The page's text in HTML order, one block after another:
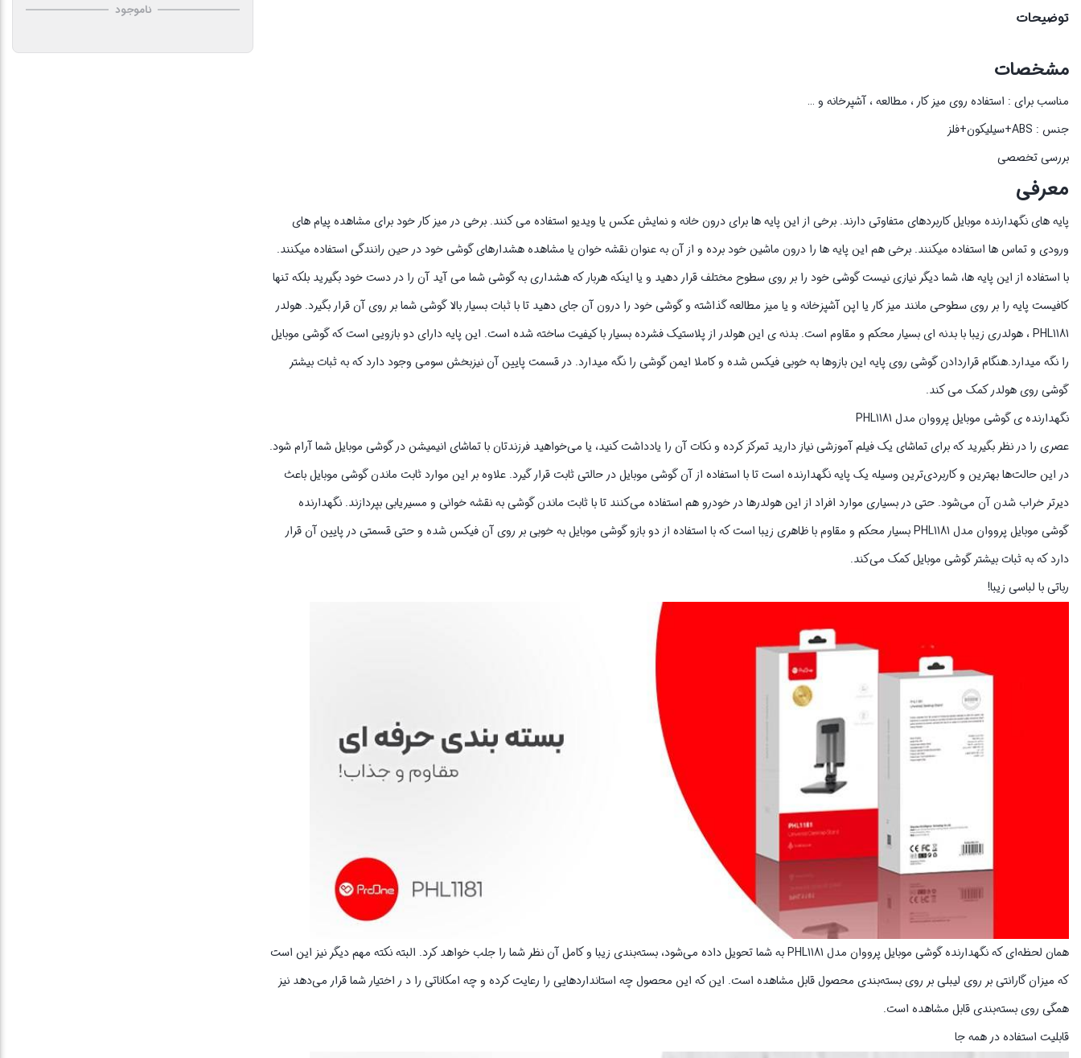
توضیحات
مشخصات
مناسب برای : استفاده روی میز کار ، مطالعه ، آشپرخانه و …
جنس : ABS+سیلیکون+فلز
بررسی تخصصی
معرفی
پایه های نگهدارنده موبایل کاربردهای متفاوتی دارند. برخی از این پایه ها برای درون خانه و نمایش عکس یا ویدیو استفاده می کنند. برخی در میز کار خود برای مشاهده پیام های
ورودی و تماس ها استفاده میکنند. برخی هم این پایه ها را درون ماشین خود برده و از آن به عنوان نقشه خوان یا مشاهده هشدارهای گوشی خود در حین رانندگی استفاده میکنند.
با استفاده از این پایه ها، شما دیگر نیازی نیست گوشی خود را بر روی سطوح مختلف قرار دهید و یا اینکه هربار که هشداری به گوشی شما می آید آن را در دست خود بگیرید بلکه تنها
کافیست پایه را بر روی سطوحی مانند میز کار یا اپن آشپزخانه و یا میز مطالعه گذاشته و گوشی خود را درون آن جای دهید تا با ثبات بسیار بالا گوشی شما بر روی آن قرار بگیرد. هولدر
PHL1181 ، هولدری زیبا با بدنه ای بسیار محکم و مقاوم است. بدنه ی این هولدر از پلاستیک فشرده بسیار با کیفیت ساخته شده است. این پایه دارای دو بازویی است که گوشی موبایل
را نگه میدارد.هنگام قراردادن گوشی روی پایه این بازوها به خوبی فیکس شده و کاملا ایمن گوشی را نگه میدارد. در قسمت پایین آن نیزبخش سومی وجود دارد که به ثبات بیشتر
گوشی روی هولدر کمک می کند.
نگهدارنده ی گوشی موبایل پرووان مدل PHL1181
‌عصری را در نظر بگیرید که برای تماشای یک فیلم آموزشی نیاز دارید تمرکز کرده و نکات آن را یادداشت کنید، یا می‌خواهید فرزندتان با تماشای انیمیشن در گوشی موبایل شما آرام شود.
در این حالت‌ها بهترین و کاربردی‌ترین وسیله یک پایه نگهدارنده است تا با استفاده از آن گوشی موبایل در حالتی ثابت قرار گیرد. علاوه بر این موارد ثابت ماندن گوشی موبایل باعث
دیرتر خراب شدن آن می‌شود. حتی در بسیاری موارد افراد از این هولدر‌ها در خودرو هم استفاده می‌کنند تا با ثابت ماندن گوشی به نقشه خوانی و مسیریابی بپردازند. نگهدارنده
گوشی موبایل پرووان مدل PHL1181 بسیار محکم و مقاوم با ظاهری زیبا است که با استفاده از دو بازو گوشی موبایل به خوبی بر روی آن فیکس شده و حتی قسمتی در پایین آن قرار
دارد که به ثبات بیشتر گوشی موبایل کمک می‌کند.
رباتی با لباسی زیبا!
همان لحظه‌ای که نگهدارنده گوشی موبایل پرووان مدل PHL1181 به شما تحویل داده می‌شود، بسته‌بندی زیبا و کامل آن نظر شما را جلب خواهد کرد. البته نکته مهم دیگر نیز این است
که میزان گارانتی بر روی لیبلی بر روی بسته‌بندی محصول قابل مشاهده است. این که این محصول چه استاندارد‌هایی را رعایت کرده و چه امکاناتی را د ر اختیار شما قرار می‌دهد نیز
همگی روی بسته‌بندی قابل مشاهده است.
قابلیت استفاده در همه جا
ناموجود